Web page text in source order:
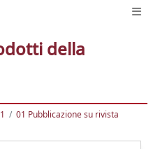
della
01 Pubblicazione su rivista